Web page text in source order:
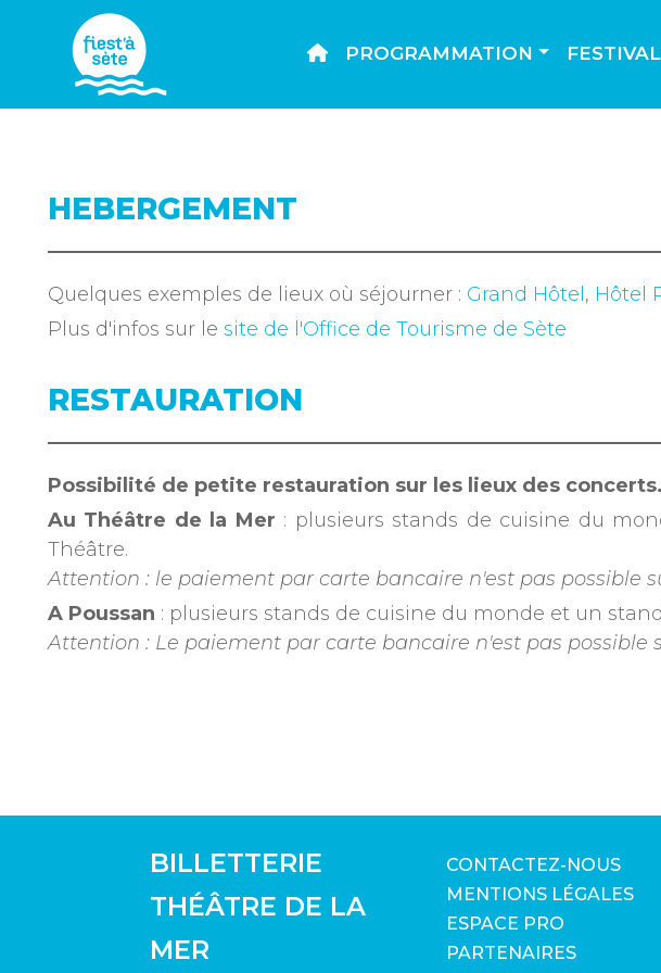
PROGRAMMATION FESTIVAL
HEBERGEMENT
Quelques exemples de lieux où séjourner : Grand Hôtel , Hôtel
Plus d'infos sur le site de l'Office de Tourisme de Sète
RESTAURATION
Possibilité de petite restauration sur les lieux des concerts.
Au Théâtre de la Mer : plusieurs stands de cuisine du
Théâtre.
Attention : le paiement par carte bancaire n'est pas possible
A Poussan : plusieurs stands de cuisine du monde et un
Attention : Le paiement par carte bancaire n'est pas possible
BILLETTERIE
THÉÂTRE DE LA
MER
CONTACTEZ-NOUS
MENTIONS LÉGALES
ESPACE PRO
PARTENAIRES